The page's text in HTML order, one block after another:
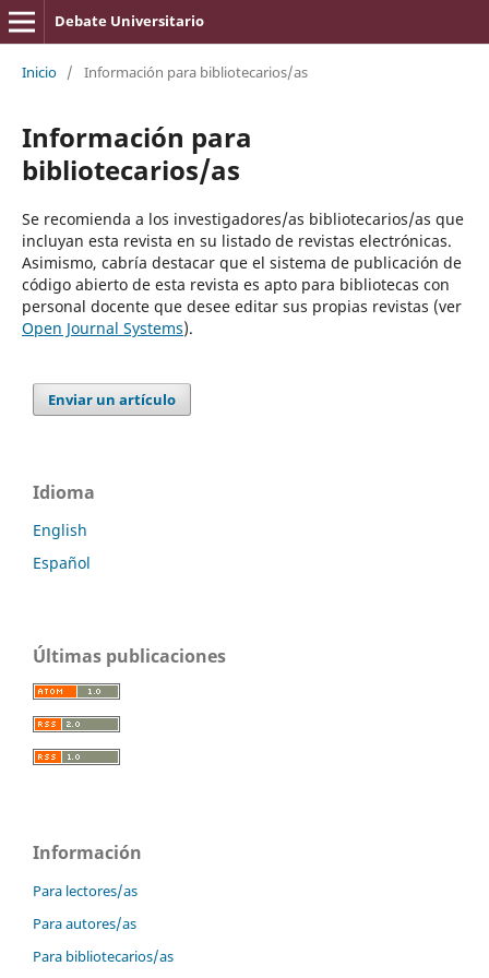
Debate Universitario
Inicio / Información para bibliotecarios/as
Información para
bibliotecarios/as
Se recomienda a los investigadores/as bibliotecarios/as que
incluyan esta revista en su listado de revistas electrónicas.
Asimismo, cabría destacar que el sistema de publicación de
código abierto de esta revista es apto para bibliotecas con
personal docente que desee editar sus propias revistas (ver
Open Journal Systems).
Enviar un artículo
Idioma
English
Español
Últimas publicaciones
Información
Para lectores/as
Para autores/as
Para bibliotecarios/as